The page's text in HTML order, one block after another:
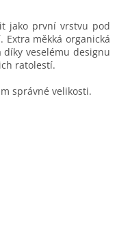
jako první vrstvu pod
měkká organická
veselému designu
ratolestí.
správné velikosti.